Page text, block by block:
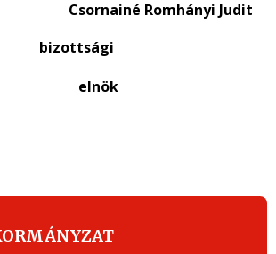
Romhányi Judit
bizottsági
elnök